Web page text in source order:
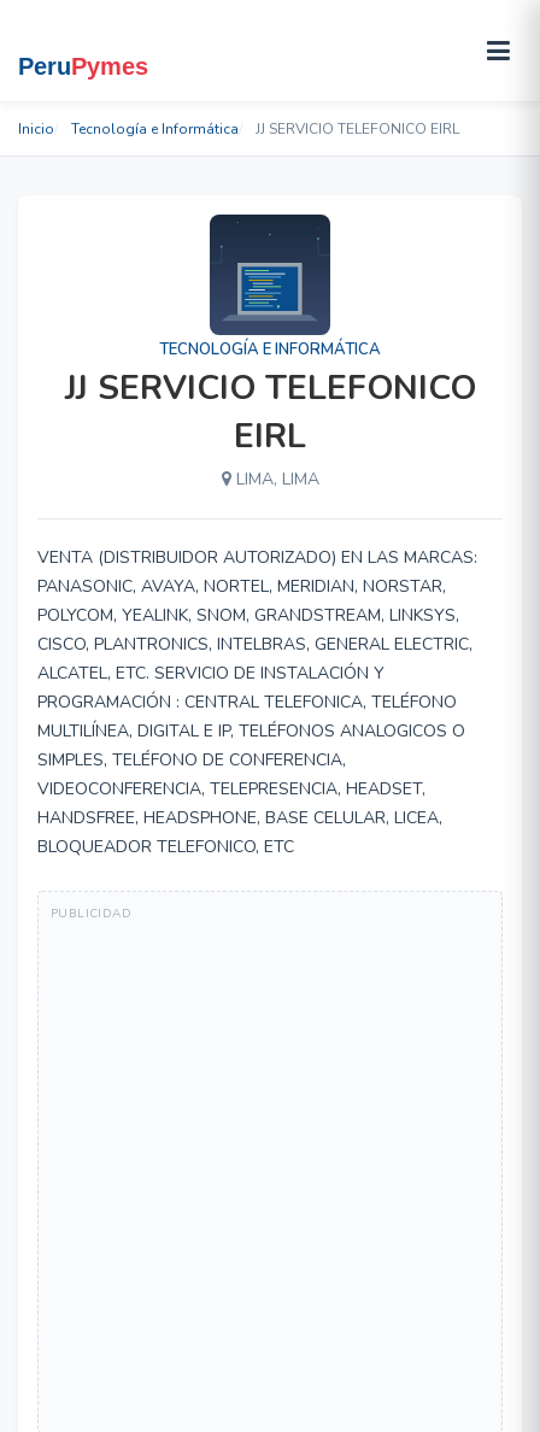
Inicio Tecnología e Informática JJ SERVICIO TELEFONICO EIRL
TECNOLOGÍA E INFORMÁTICA
JJ SERVICIO TELEFONICO
EIRL
LIMA, LIMA
VENTA (DISTRIBUIDOR AUTORIZADO) EN LAS MARCAS:
PANASONIC, AVAYA, NORTEL, MERIDIAN, NORSTAR,
POLYCOM, YEALINK, SNOM, GRANDSTREAM, LINKSYS,
CISCO, PLANTRONICS, INTELBRAS, GENERAL ELECTRIC,
ALCATEL, ETC. SERVICIO DE INSTALACIÓN Y
PROGRAMACIÓN : CENTRAL TELEFONICA, TELÉFONO
MULTILÍNEA, DIGITAL E IP, TELÉFONOS ANALOGICOS O
SIMPLES, TELÉFONO DE CONFERENCIA,
VIDEOCONFERENCIA, TELEPRESENCIA, HEADSET,
HANDSFREE, HEADSPHONE, BASE CELULAR, LICEA,
BLOQUEADOR TELEFONICO, ETC